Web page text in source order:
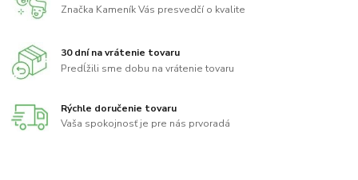
Značka Kameník Vás presvedčí o kvalite
30 dní na vrátenie tovaru
Predĺžili sme dobu na vrátenie tovaru
Rýchle doručenie tovaru
Vaša spokojnosť je pre nás prvoradá